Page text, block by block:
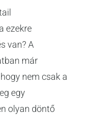
ezekre
van? A
már
nem csak a
egy
olyan döntő